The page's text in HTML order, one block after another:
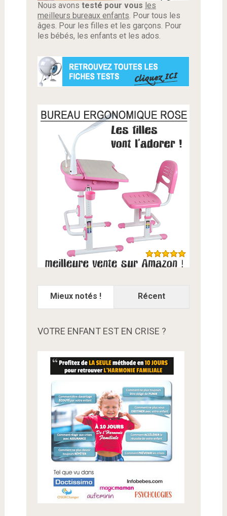
Nous avons testé pour vous les
meilleurs bureaux enfants. Pour tous les
âges. Pour les filles et les garçons. Pour
les bébés, les enfants et les ados.
Mieux notés ! Récent
VOTRE ENFANT EST EN CRISE ?